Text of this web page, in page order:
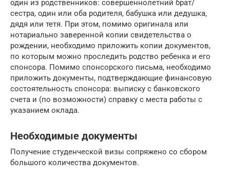
один из родственников: совершеннолетний брат/
сестра, один или оба родителя, бабушка или дедушка,
дядя или тетя. При этом, помимо оригинала или
нотариально заверенной копии свидетельства о
рождении, необходимо приложить копии документов,
по которым можно проследить родство ребенка и его
спонсора. Помимо спонсорского письма, необходимо
приложить документы, подтверждающие финансовую
состоятельность спонсора: выписку с банковского
счета и (по возможности) справку с места работы с
указанием оклада.
Необходимые документы
Получение студенческой визы сопряжено со сбором
большого количества документов.